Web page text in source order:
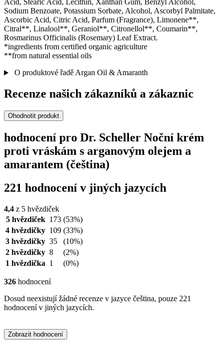
Acid, Stearic Acid, Lecithin, Xanthan Gum, Benzyl Alcohol,
Sodium Benzoate, Potassium Sorbate, Alcohol, Ascorbyl Palmitate,
Ascorbic Acid, Citric Acid, Parfum (Fragrance), Limonene**,
Citral**, Linalool**, Geraniol**, Citronellol**, Coumarin**,
Rosmarinus Officinalis (Rosemary) Leaf Extract.
*ingredients from certified organic agriculture
**from natural essential oils
O produktové řadě Argan Oil & Amaranth
Recenze našich zákazníků a zákaznic
Ohodnotit produkt
hodnocení pro Dr. Scheller Noční krém
proti vráskám s arganovým olejem a
amarantem (čeština)
221 hodnocení v jiných jazycích
4,4 z 5 hvězdiček
5 hvězdiček 173 (53%)
4 hvězdičky 109 (33%)
3 hvězdičky 35
(10%)
2 hvězdičky 8
(2%)
1 hvězdička 1 (0%)
326 hodnocení
Dosud neexistují žádné recenze v jazyce čeština, pouze 221
hodnocení v jiných jazycích.
Zobrazit hodnocení